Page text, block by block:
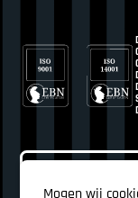
Mogen wij